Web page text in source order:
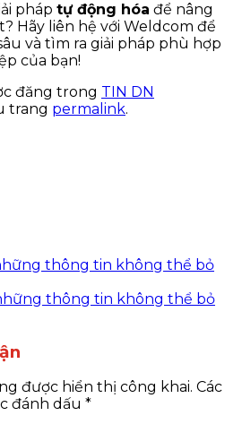
pháp tự động hóa để nâng
Hãy liên hệ với Weldcom để
và tìm ra giải pháp phù hợp
của bạn!
đăng trong TIN DN
trang permalink.
thông tin không thể bỏ
thông tin không thể bỏ
được hiển thị công khai. Các
đánh dấu *